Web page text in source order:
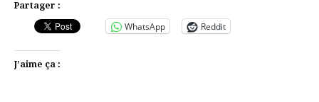
Partager :
WhatsApp Reddit
J’aime ça :